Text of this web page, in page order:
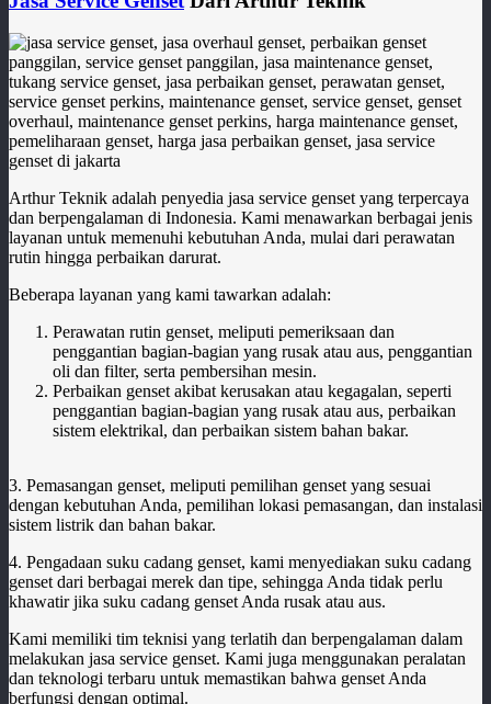
Arthur Teknik adalah penyedia jasa service genset yang terpercaya
dan berpengalaman di Indonesia. Kami menawarkan berbagai jenis
layanan untuk memenuhi kebutuhan Anda, mulai dari perawatan
rutin hingga perbaikan darurat.
Beberapa layanan yang kami tawarkan adalah:
Perawatan rutin genset, meliputi pemeriksaan dan
penggantian bagian-bagian yang rusak atau aus, penggantian
oli dan filter, serta pembersihan mesin.
Perbaikan genset akibat kerusakan atau kegagalan, seperti
penggantian bagian-bagian yang rusak atau aus, perbaikan
sistem elektrikal, dan perbaikan sistem bahan bakar.
3. Pemasangan genset, meliputi pemilihan genset yang sesuai
dengan kebutuhan Anda, pemilihan lokasi pemasangan, dan instalasi
sistem listrik dan bahan bakar.
4. Pengadaan suku cadang genset, kami menyediakan suku cadang
genset dari berbagai merek dan tipe, sehingga Anda tidak perlu
khawatir jika suku cadang genset Anda rusak atau aus.
Kami memiliki tim teknisi yang terlatih dan berpengalaman dalam
melakukan jasa service genset. Kami juga menggunakan peralatan
dan teknologi terbaru untuk memastikan bahwa genset Anda
berfungsi dengan optimal.